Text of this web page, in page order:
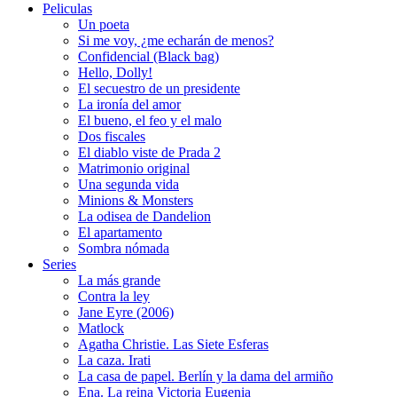
Peliculas
Un poeta
Si me voy, ¿me echarán de menos?
Confidencial (Black bag)
Hello, Dolly!
El secuestro de un presidente
La ironía del amor
El bueno, el feo y el malo
Dos fiscales
El diablo viste de Prada 2
Matrimonio original
Una segunda vida
Minions & Monsters
La odisea de Dandelion
El apartamento
Sombra nómada
Series
La más grande
Contra la ley
Jane Eyre (2006)
Matlock
Agatha Christie. Las Siete Esferas
La caza. Irati
La casa de papel. Berlín y la dama del armiño
Ena. La reina Victoria Eugenia